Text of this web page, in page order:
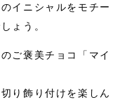
イニシャルをモチー
ょう。
ご褒美チョコ「マイ
り飾り付けを楽しん